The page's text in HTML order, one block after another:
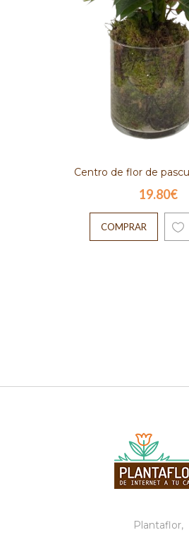
Centro de flor de
19.80€
COMPRAR
Plantaflor,